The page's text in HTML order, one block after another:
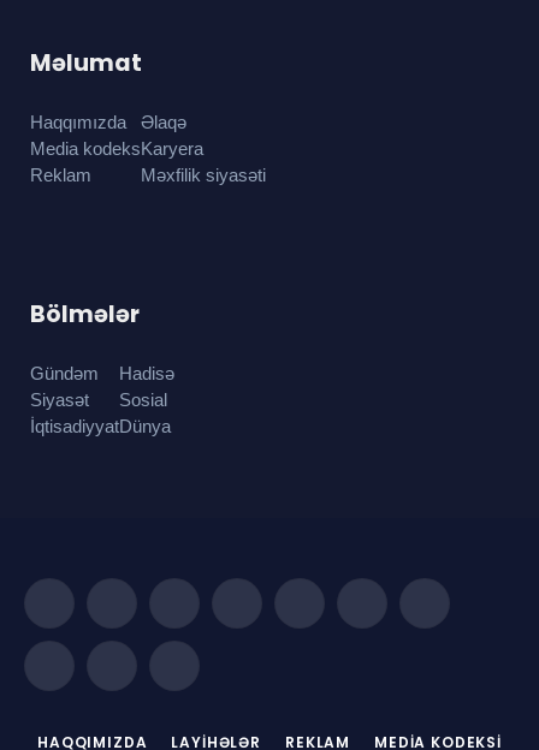
Məlumat
Haqqımızda
Media kodeks
Reklam
Əlaqə
Karyera
Məxfilik siyasəti
Bölmələr
Gündəm
Siyasət
İqtisadiyyat
Hadisə
Sosial
Dünya
Facebook
(Twitter)
Instagram Pinterest YouTube WhatsAppTikTok
Telegram Threads RSS
HAQQIMIZDA LAYIHƏLƏR REKLAM MEDIA KODEKSI